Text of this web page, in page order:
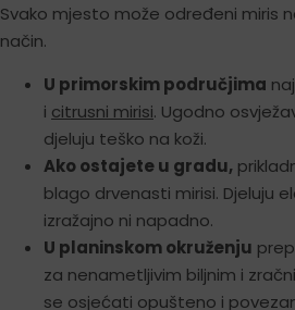
Svako mjesto može određeni miris
način.
U primorskim područjima
i citrusni mirisi. Ugodno
djeluju teško na koži.
Ako ostajete u gradu,
blago drvenasti mirisi. Djeluju
izražajno ni napadno.
U planinskom okruženju
za nenametljivim biljnim i
se osjećati opušteno i